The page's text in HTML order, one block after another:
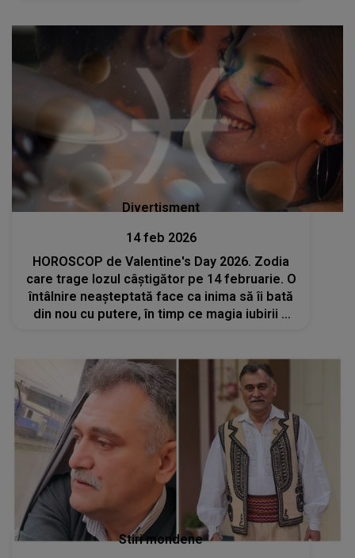
Divertisment
14 feb 2026
HOROSCOP de Valentine's Day 2026. Zodia
care trage lozul câștigător pe 14 februarie. O
întâlnire neașteptată face ca inima să îi bată
din nou cu putere, în timp ce magia iubirii o
Stiri mondene